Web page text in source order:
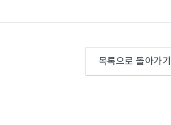
목록으로 돌아가기